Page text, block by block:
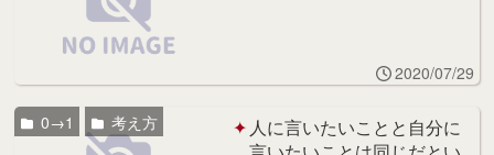
2020/07/29
人に言いたいことと自分に
0→1 考え方